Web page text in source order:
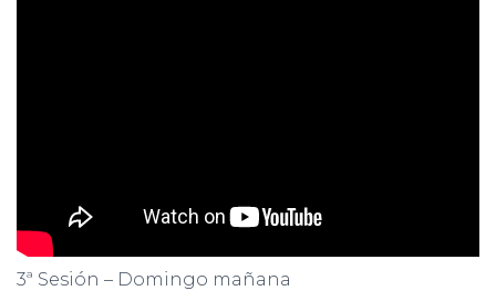
3ª Sesión – Domingo mañana